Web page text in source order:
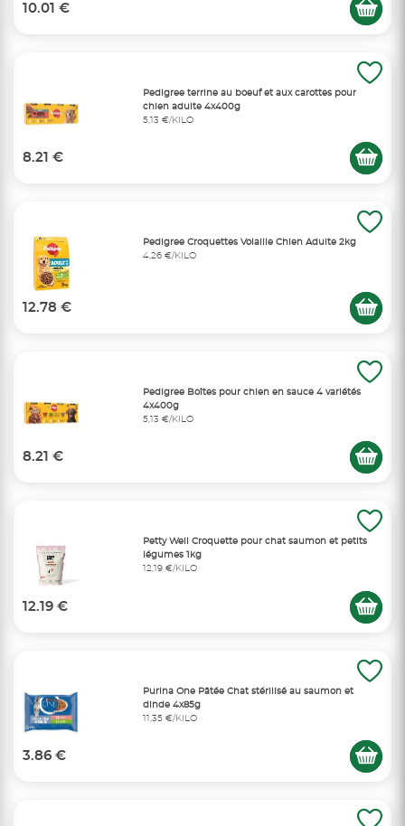
10.01 €
Pedigree terrine au boeuf et aux carottes pour
chien adulte 4x400g
5,13 €/KILO
8.21 €
Pedigree Croquettes Volaille Chien Adulte 2kg
4,26 €/KILO
12.78 €
Pedigree Boîtes pour chien en sauce 4 variétés
4x400g
5,13 €/KILO
8.21 €
Petty Well Croquette pour chat saumon et petits
légumes 1kg
12,19 €/KILO
12.19 €
Purina One Pâtée Chat stérilisé au saumon et
dinde 4x85g
11,35 €/KILO
3.86 €